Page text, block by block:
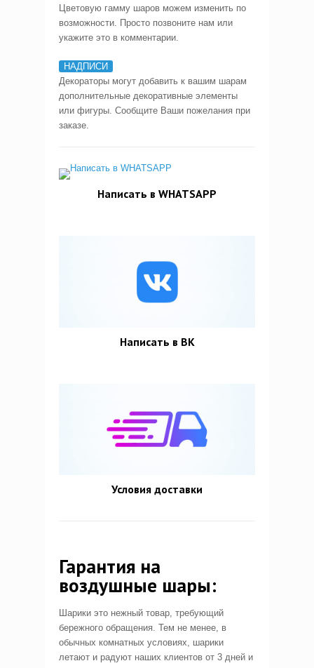
Цветовую гамму шаров можем изменить по
возможности. Просто позвоните нам или
укажите это в комментарии.
НАДПИСИ
Декораторы могут добавить к вашим шарам
дополнительные декоративные элементы
или фигуры. Сообщите Ваши пожелания при
заказе.
Написать в WHATSAPP
Написать в ВК
Условия доставки
Гарантия на
воздушные шары:
Шарики это нежный товар, требующий
бережного обращения. Тем не менее, в
обычных комнатных условиях, шарики
летают и радуют наших клиентов от 3 дней и